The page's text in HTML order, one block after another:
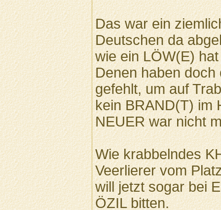
Das war ein
Deutschen da
wie ein LÖW(E)
Denen haben doch
gefehlt, um auf
kein BRAND(T) im
NEUER war nicht
Wie krabbelndes
Veerlierer vom
will jetzt sogar bei
ÖZIL bitten.